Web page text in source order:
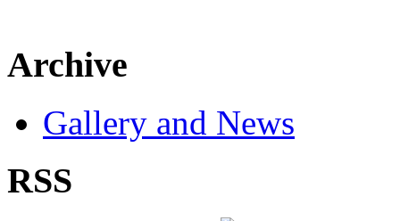
Archive
Gallery and News
RSS